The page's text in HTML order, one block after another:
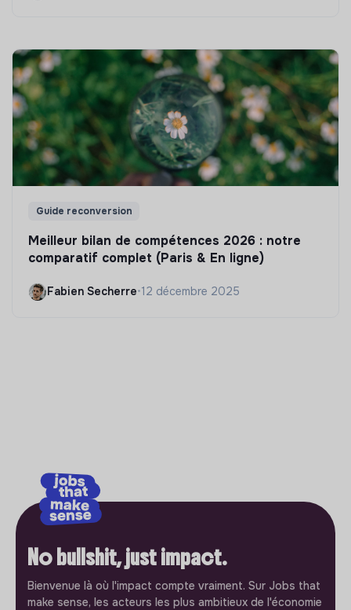
Guide reconversion
Meilleur bilan de compétences 2026 : notre
comparatif complet (Paris & En ligne)
Fabien Secherre•12 décembre 2025
No bullshit, just impact.
Bienvenue là où l'impact compte vraiment. Sur Jobs that
make sense, les acteurs les plus ambitieux de l'économie